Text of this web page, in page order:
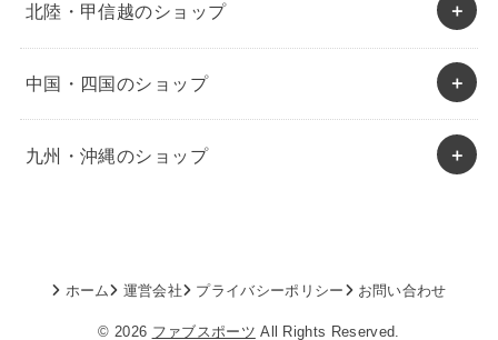
北陸・甲信越のショップ
中国・四国のショップ
九州・沖縄のショップ
ホーム 運営会社 プライバシーポリシー お問い合わせ
© 2026 ファブスポーツ All Rights Reserved.